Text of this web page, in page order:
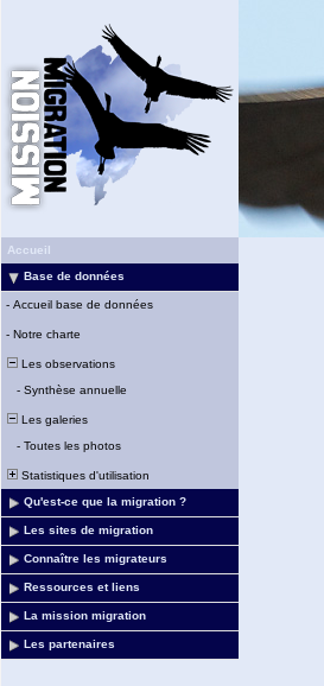
Accueil
Base de données
- Accueil base de données
- Notre charte
Les observations
- Synthèse annuelle
Les galeries
- Toutes les photos
Statistiques d'utilisation
Qu'est-ce que la migration ?
Les sites de migration
Connaître les migrateurs
Ressources et liens
La mission migration
Les partenaires